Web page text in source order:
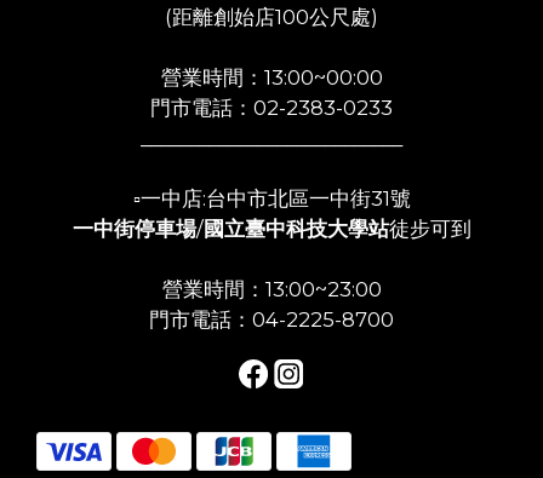
(距離創始店100公尺處)
營業時間：13:00~00:00
門市電話：02-2383-0233
▫️一中店:台中市北區一中街31號
一中街停車場/國立臺中科技大學站徒步可到
營業時間：13:00~23:00
門市電話：04-2225-8700